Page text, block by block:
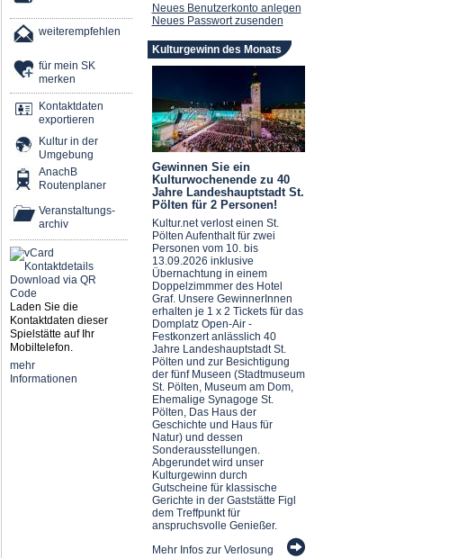
weiterempfehlen
für mein SK
merken
Kontaktdaten
exportieren
Kultur in der
Umgebung
AnachB
Routenplaner
Veranstaltungs-
archiv
Laden Sie die
Kontaktdaten dieser
Spielstätte auf Ihr
Mobiltelefon.
mehr
Informationen
Neues Benutzerkonto anlegen
Neues Passwort zusenden
Kulturgewinn des Monats
Gewinnen Sie ein
Kulturwochenende zu 40
Jahre Landeshauptstadt St.
Pölten für 2 Personen!
Kultur.net verlost einen St.
Pölten Aufenthalt für zwei
Personen vom 10. bis
13.09.2026 inklusive
Übernachtung in einem
Doppelzimmmer des Hotel
Graf. Unsere GewinnerInnen
erhalten je 1 x 2 Tickets für das
Domplatz Open-Air -
Festkonzert anlässlich 40
Jahre Landeshauptstadt St.
Pölten und zur Besichtigung
der fünf Museen (Stadtmuseum
St. Pölten, Museum am Dom,
Ehemalige Synagoge St.
Pölten, Das Haus der
Geschichte und Haus für
Natur) und dessen
Sonderausstellungen.
Abgerundet wird unser
Kulturgewinn durch
Gutscheine für klassische
Gerichte in der Gaststätte Figl
dem Treffpunkt für
anspruchsvolle Genießer.
Mehr Infos zur Verlosung